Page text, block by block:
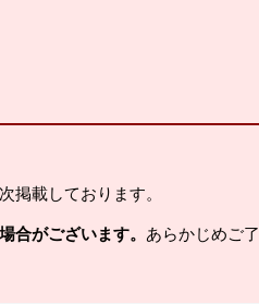
掲載しております。
合がございます。 あらかじめご了